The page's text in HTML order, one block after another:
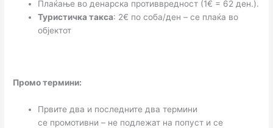
Плаќање во денарска противвредност (1€ = 62 ден.).
Туристичка такса: 2€ по соба/ден – се плаќа во
објектот
Промо термини:
Првите два и последните два термини
се промотивни – не подлежат на попуст и се